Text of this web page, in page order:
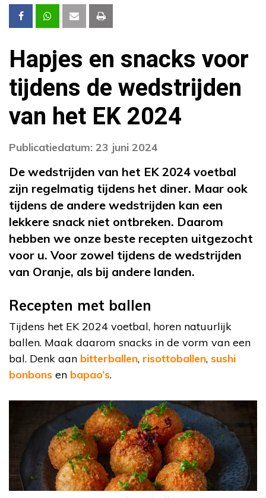
Hapjes en snacks voor
tijdens de wedstrijden
van het EK 2024
Publicatiedatum: 23 juni 2024
De wedstrijden van het EK 2024 voetbal
zijn regelmatig tijdens het diner. Maar ook
tijdens de andere wedstrijden kan een
lekkere snack niet ontbreken. Daarom
hebben we onze beste recepten uitgezocht
voor u. Voor zowel tijdens de wedstrijden
van Oranje, als bij andere landen.
Recepten met ballen
Tijdens het EK 2024 voetbal, horen natuurlijk
ballen. Maak daarom snacks in de vorm van een
bal. Denk aan bitterballen, risottoballen, sushi
bonbons en bapao’s.